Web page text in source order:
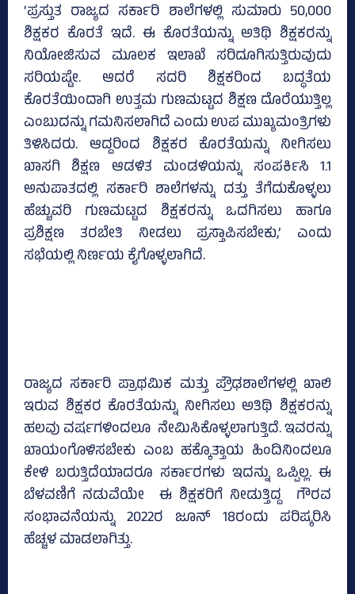
‘ಪ್ರಸ್ತುತ ರಾಜ್ಯದ ಸರ್ಕಾರಿ ಶಾಲೆಗಳಲ್ಲಿ ಸುಮಾರು 50,000
ಶಿಕ್ಷಕರ ಕೊರತೆ ಇದೆ. ಈ ಕೊರತೆಯನ್ನು ಅತಿಥಿ ಶಿಕ್ಷಕರನ್ನು
ನಿಯೋಜಿಸುವ ಮೂಲಕ ಇಲಾಖೆ ಸರಿದೂಗಿಸುತ್ತಿರುವುದು
ಸರಿಯಷ್ಟೇ. ಆದರೆ ಸದರಿ ಶಿಕ್ಷಕರಿಂದ ಬದ್ಧತೆಯ
ಕೊರತೆಯಿಂದಾಗಿ ಉತ್ತಮ ಗುಣಮಟ್ಟದ ಶಿಕ್ಷಣ ದೊರೆಯುತ್ತಿಲ್ಲ
ಎಂಬುದನ್ನು ಗಮನಿಸಲಾಗಿದೆ ಎಂದು ಉಪ ಮುಖ್ಯಮಂತ್ರಿಗಳು
ತಿಳಿಸಿದರು. ಆದ್ದರಿಂದ ಶಿಕ್ಷಕರ ಕೊರತೆಯನ್ನು ನೀಗಿಸಲು
ಖಾಸಗಿ ಶಿಕ್ಷಣ ಆಡಳಿತ ಮಂಡಳಿಯನ್ನು ಸಂಪರ್ಕಿಸಿ 1.1
ಅನುಪಾತದಲ್ಲಿ ಸರ್ಕಾರಿ ಶಾಲೆಗಳನ್ನು ದತ್ತು ತೆಗೆದುಕೊಳ್ಳಲು
ಹೆಚ್ಚುವರಿ ಗುಣಮಟ್ಟದ ಶಿಕ್ಷಕರನ್ನು ಒದಗಿಸಲು ಹಾಗೂ
ಪ್ರಶಿಕ್ಷಣ ತರಬೇತಿ ನೀಡಲು ಪ್ರಸ್ತಾಪಿಸಬೇಕು,’ ಎಂದು
ಸಭೆಯಲ್ಲಿ ನಿರ್ಣಯ ಕೈಗೊಳ್ಳಲಾಗಿದೆ.
ರಾಜ್ಯದ ಸರ್ಕಾರಿ ಪ್ರಾಥಮಿಕ ಮತ್ತು ಪ್ರೌಢಶಾಲೆಗಳಲ್ಲಿ ಖಾಲಿ
ಇರುವ ಶಿಕ್ಷಕರ ಕೊರತೆಯನ್ನು ನೀಗಿಸಲು ಅತಿಥಿ ಶಿಕ್ಷಕರನ್ನು
ಹಲವು ವರ್ಷಗಳಿಂದಲೂ ನೇಮಿಸಿಕೊಳ್ಳಲಾಗುತ್ತಿದೆ. ಇವರನ್ನು
ಖಾಯಂಗೊಳಿಸಬೇಕು ಎಂಬ ಹಕ್ಕೊತ್ತಾಯ ಹಿಂದಿನಿಂದಲೂ
ಕೇಳಿ ಬರುತ್ತಿದೆಯಾದರೂ ಸರ್ಕಾರಗಳು ಇದನ್ನು ಒಪ್ಪಿಲ್ಲ. ಈ
ಬೆಳವಣಿಗೆ ನಡುವೆಯೇ ಈ ಶಿಕ್ಷಕರಿಗೆ ನೀಡುತ್ತಿದ್ದ ಗೌರವ
ಸಂಭಾವನೆಯನ್ನು 2022ರ ಜೂನ್‌ 18ರಂದು ಪರಿಷ್ಕರಿಸಿ
ಹೆಚ್ಚಳ ಮಾಡಲಾಗಿತ್ತು.